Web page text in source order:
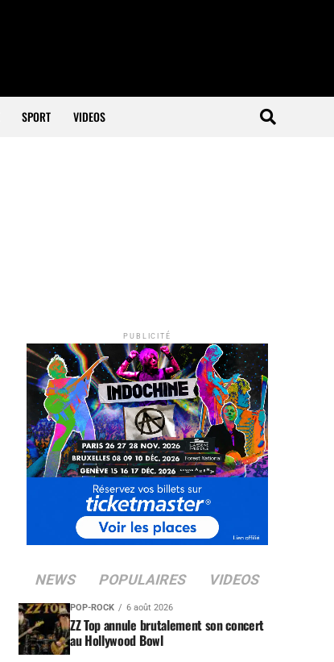
SPORT VIDEOS
PUBLICITÉ
NEWS POPULAIRES VIDEOS
POP-ROCK 6 août 2026
ZZ Top annule brutalement son concert
au Hollywood Bowl